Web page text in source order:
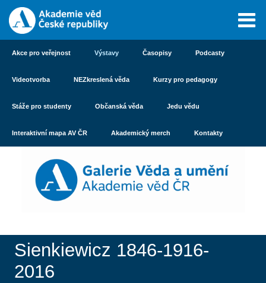
Akce pro veřejnost Výstavy Časopisy Podcasty
Videotvorba NEZkreslená věda Kurzy pro pedagogy
Stáže pro studenty Občanská věda Jedu vědu
Interaktivní mapa AV ČR Akademický merch Kontakty
Sienkiewicz 1846-1916-
2016